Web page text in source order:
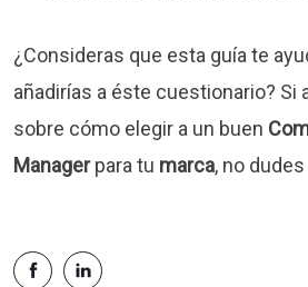
¿Consideras que esta guía te
añadirías a éste cuestionario? Si
sobre cómo elegir a un buen
Managerpara tu marca, no